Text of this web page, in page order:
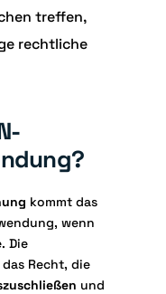
treffen,
rechtliche
kommt das
wenn
Die
Recht, die
und